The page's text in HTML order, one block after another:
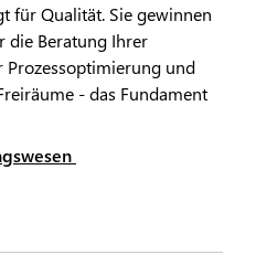
für Qualität. Sie gewinnen
Beratung Ihrer
Prozessoptimierung und
- das Fundament